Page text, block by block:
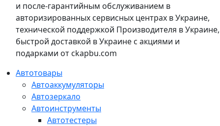
и после-гарантийным обслуживанием в
авторизированных сервисных центрах в Украине,
технической поддержкой Производителя в Украине,
быстрой доставкой в Украине с акциями и
подарками от ckapbu.com
Автотовары
Автоаккумуляторы
Автозеркало
Автоинструменты
Автотестеры